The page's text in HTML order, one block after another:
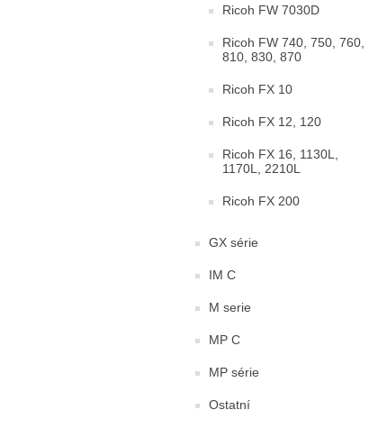
Ricoh FW 7030D
Ricoh FW 740, 750, 760,
810, 830, 870
Ricoh FX 10
Ricoh FX 12, 120
Ricoh FX 16, 1130L,
1170L, 2210L
Ricoh FX 200
GX série
IM C
M serie
MP C
MP série
Ostatní